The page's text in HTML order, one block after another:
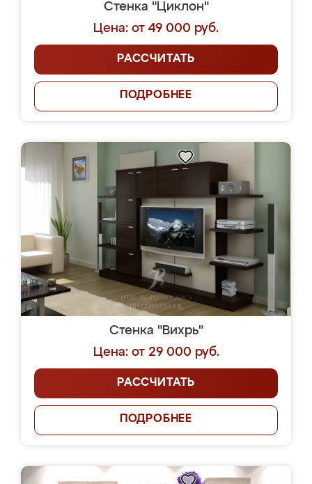
Стенка "Циклон"
Цена: от 49 000 руб.
РАССЧИТАТЬ
ПОДРОБНЕЕ
Стенка "Вихрь"
Цена: от 29 000 руб.
РАССЧИТАТЬ
ПОДРОБНЕЕ